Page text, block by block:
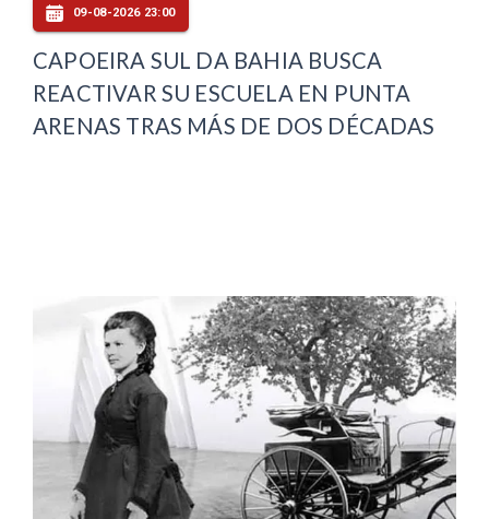
09-08-2026 23:00
CAPOEIRA SUL DA BAHIA BUSCA
REACTIVAR SU ESCUELA EN PUNTA
ARENAS TRAS MÁS DE DOS DÉCADAS